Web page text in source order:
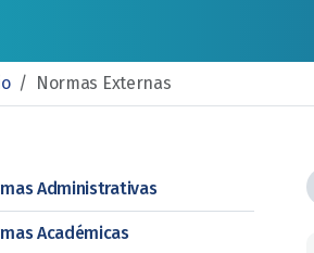
/ Normas Externas
Administrativas
Académicas